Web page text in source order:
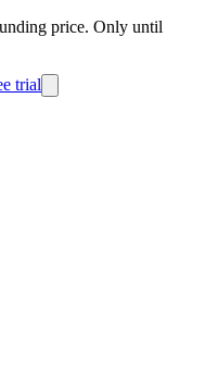
price. Only until
trial